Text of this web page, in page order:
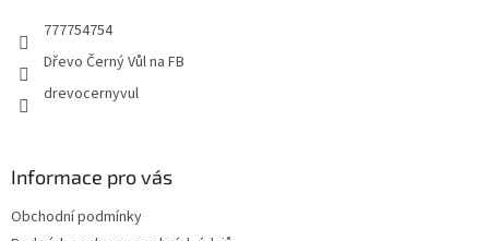
777754754
Dřevo Černý Vůl na FB
drevocernyvul
Informace pro vás
Obchodní podmínky